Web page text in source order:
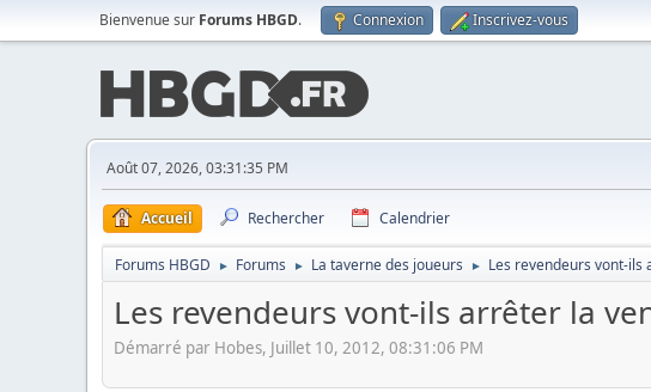
Bienvenue sur Forums HBGD. Connexion Inscrivez-vous
Août 07, 2026, 03:31:35 PM
Accueil Rechercher Calendrier
Forums HBGD ► Forums ► La taverne des joueurs ► Les revendeurs vont-ils
Les revendeurs vont-ils arrêter la
Démarré par Hobes, Juillet 10, 2012, 08:31:06 PM